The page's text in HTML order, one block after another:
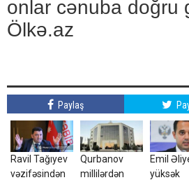
onlar cənuba doğru
Ölkə.az
Paylaş
Ravil Tağıyev
vəzifəsindən
Qurbanov
millilərdən
Emil
yüksək